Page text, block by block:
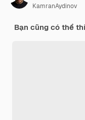
KamranAydinov
Bạn cũng có thể